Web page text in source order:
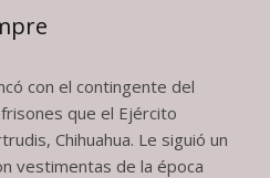
con el contingente del
que el Ejército
Chihuahua. Le siguió un
vestimentas de la época